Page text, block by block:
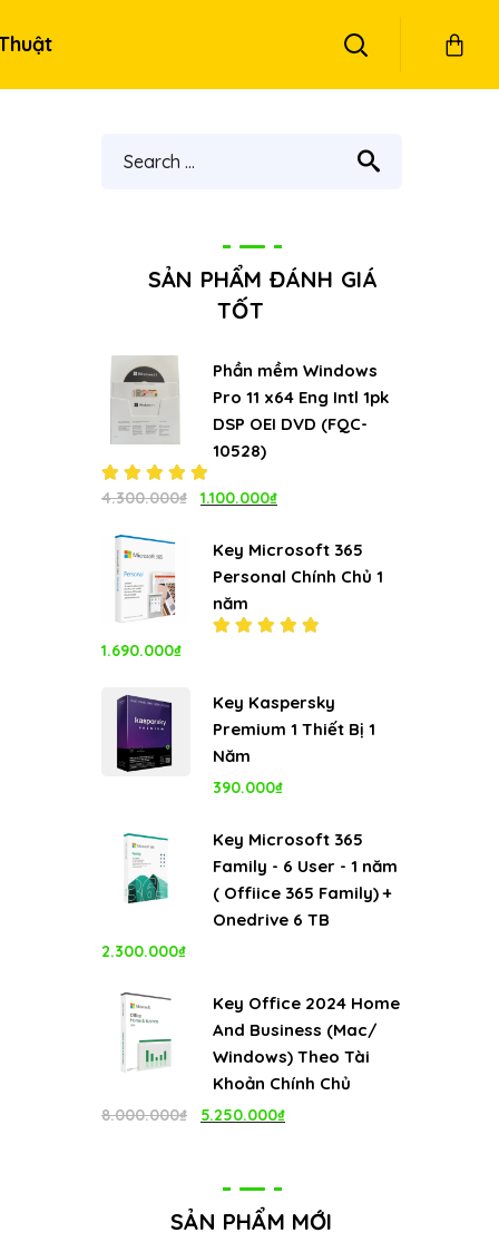
SẢN PHẨM ĐÁNH GIÁ
TỐT
Phần mềm Windows
Pro 11 x64 Eng Intl 1pk
DSP OEI DVD (FQC-
10528)
Được xếp
sao
4.300.000₫
Giá
là:
4.300.000₫.
1.100.000₫
tại
1.100.000₫.
Key Microsoft 365
Personal Chính Chủ 1
năm
sao
1.690.000₫
Key Kaspersky
Premium 1 Thiết Bị 1
Năm
390.000₫
Key Microsoft 365
Family - 6 User - 1 năm
( Offiice 365 Family) +
Onedrive 6 TB
2.300.000₫
Key Office 2024 Home
And Business (Mac/
Windows) Theo Tài
Khoản Chính Chủ
8.000.000₫
Giá
8.000.000₫.
5.250.000₫
là:
SẢN PHẨM MỚI